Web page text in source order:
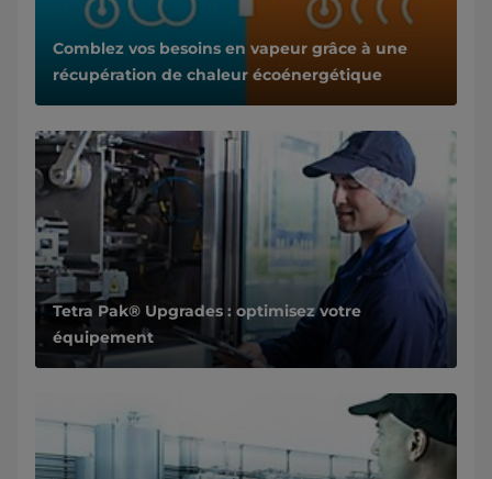
Comblez vos besoins en vapeur grâce à une
récupération de chaleur écoénergétique
Tetra Pak® Upgrades : optimisez votre
équipement